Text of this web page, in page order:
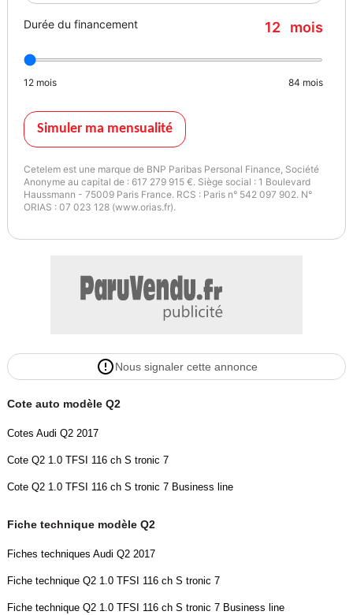
Durée du financement 12 mois
12 mois 84 mois
Simuler ma mensualité
Cetelem est une marque de BNP Paribas Personal Finance, Société
Anonyme au capital de : 617 279 915 €. Siège social : 1 Boulevard
Haussmann - 75009 Paris France. RCS : Paris n° 542 097 902. N°
ORIAS : 07 023 128 (www.orias.fr).
Nous signaler cette annonce
Cote auto modèle Q2
Cotes Audi Q2 2017
Cote Q2 1.0 TFSI 116 ch S tronic 7
Cote Q2 1.0 TFSI 116 ch S tronic 7 Business line
Fiche technique modèle Q2
Fiches techniques Audi Q2 2017
Fiche technique Q2 1.0 TFSI 116 ch S tronic 7
Fiche technique Q2 1.0 TFSI 116 ch S tronic 7 Business line